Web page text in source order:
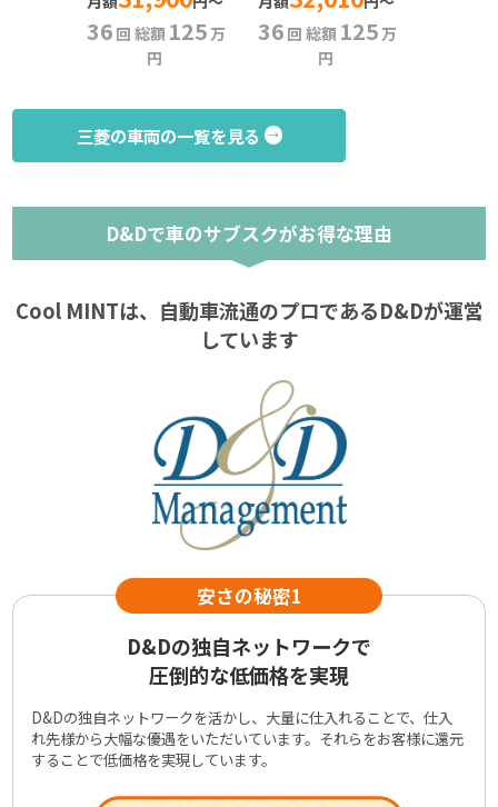
36 回 総額 125 万
円
36 回 総額 125 万
円
三菱の車両の一覧を見る
D&Dで車のサブスクがお得な理由
Cool MINTは、自動車流通のプロであるD&Dが運営
しています
D&Dの独自ネットワークで
圧倒的な低価格を実現
D&Dの独自ネットワークを活かし、大量に仕入れることで、仕入
れ先様から大幅な優遇をいただいています。それらをお客様に還元
することで低価格を実現しています。